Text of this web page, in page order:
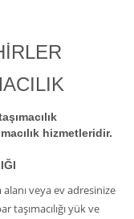
hizmetleridir.
veya ev adresinize
yük ve